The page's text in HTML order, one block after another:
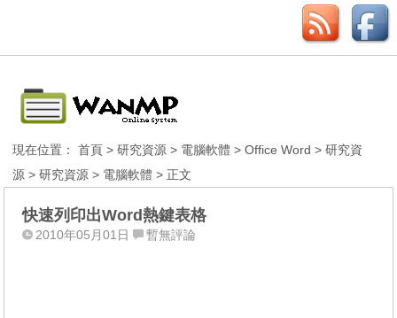
現在位置：首頁 >研究資源 > 電腦軟體 >Office Word >研究資
源 >研究資源 > 電腦軟體 > 正文
快速列印出Word熱鍵表格
2010年05月01日 暫無評論